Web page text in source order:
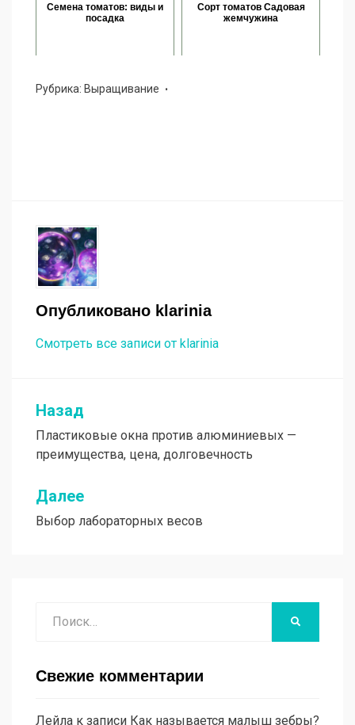
Семена томатов: виды и
посадка
Сорт томатов Садовая
жемчужина
Рубрика: Выращивание
Опубликовано klarinia
Смотреть все записи от klarinia
Навигация
по
записям
Назад
Пластиковые окна против алюминиевых —
преимущества, цена, долговечность
Далее
Выбор лабораторных весов
Свежие комментарии
Лейла к записи Как называется малыш зебры?